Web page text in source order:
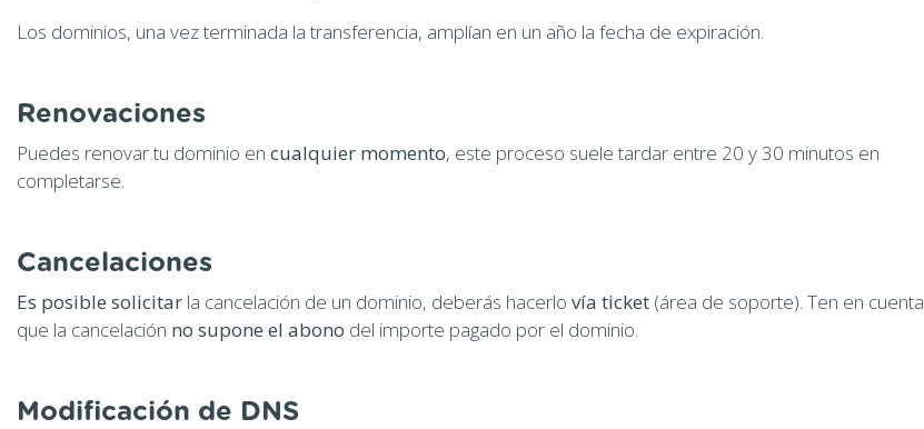
Los dominios, una vez terminada la transferencia, amplían en un año la fecha de expiración.
Renovaciones
Puedes renovar tu dominio en cualquier momento, este proceso suele tardar entre 20 y 30 minutos en
completarse.
Cancelaciones
Es posible solicitar la cancelación de un dominio, deberás hacerlo vía ticket (área de soporte). Ten en cuenta
que la cancelación no supone el abono del importe pagado por el dominio.
Modificación de DNS